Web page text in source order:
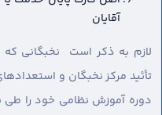
آقایان
لازم به ذکر است نخبگانی که
تأئید مرکز نخبگان و